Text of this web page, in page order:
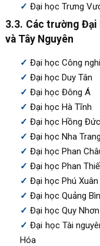
Đại học Trưng
3.3. Các trường
và Tây Nguyên
Đại học Công
Đại học Duy Tân
Đại học Đông Á
Đại học Hà Tĩnh
Đại học Hồng Đức
Đại học Nha Trang
Đại học Phan
Đại học Phan
Đại học Phú Xuân
Đại học Quảng
Đại học Quy Nhơn
Đại học Tài
Hóa